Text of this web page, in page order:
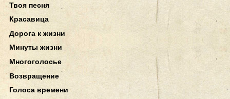
Твоя песня
Красавица
Дорога к жизни
Минуты жизни
Многоголосье
Возвращение
Голоса времени